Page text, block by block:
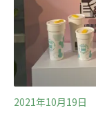
和平與成功大學
針對超市中的水
料、瓶裝牛奶
2021年10月19日